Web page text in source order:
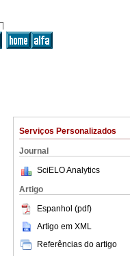
Serviços Personalizados
Journal
SciELO Analytics
Artigo
Espanhol (pdf)
Artigo em XML
Referências do artigo